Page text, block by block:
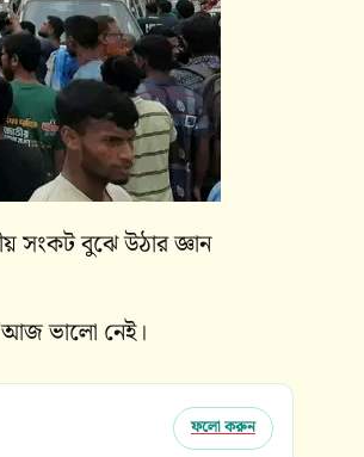
সংকট বুঝে উঠার জ্ঞান
আজ ভালো নেই।
ফলো করুন